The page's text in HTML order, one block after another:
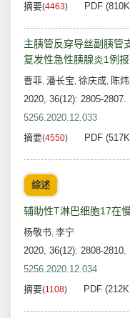
摘要(4463) PDF
主胰管反穿导丝副胰管
复发性急性胰腺炎1例
曹菲, 潘长宝, 徐庆成, 陈
2020, 36(12): 2805-2807.
5256.2020.12.033
摘要(4550) PDF
综述
辅助性T淋巴细胞17在
杨敬书, 李宁
2020, 36(12): 2808-2810.
5256.2020.12.034
摘要(1108) PDF